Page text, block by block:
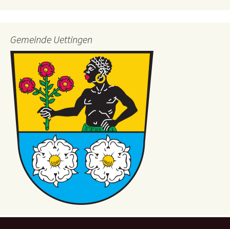
Gemeinde Uettingen